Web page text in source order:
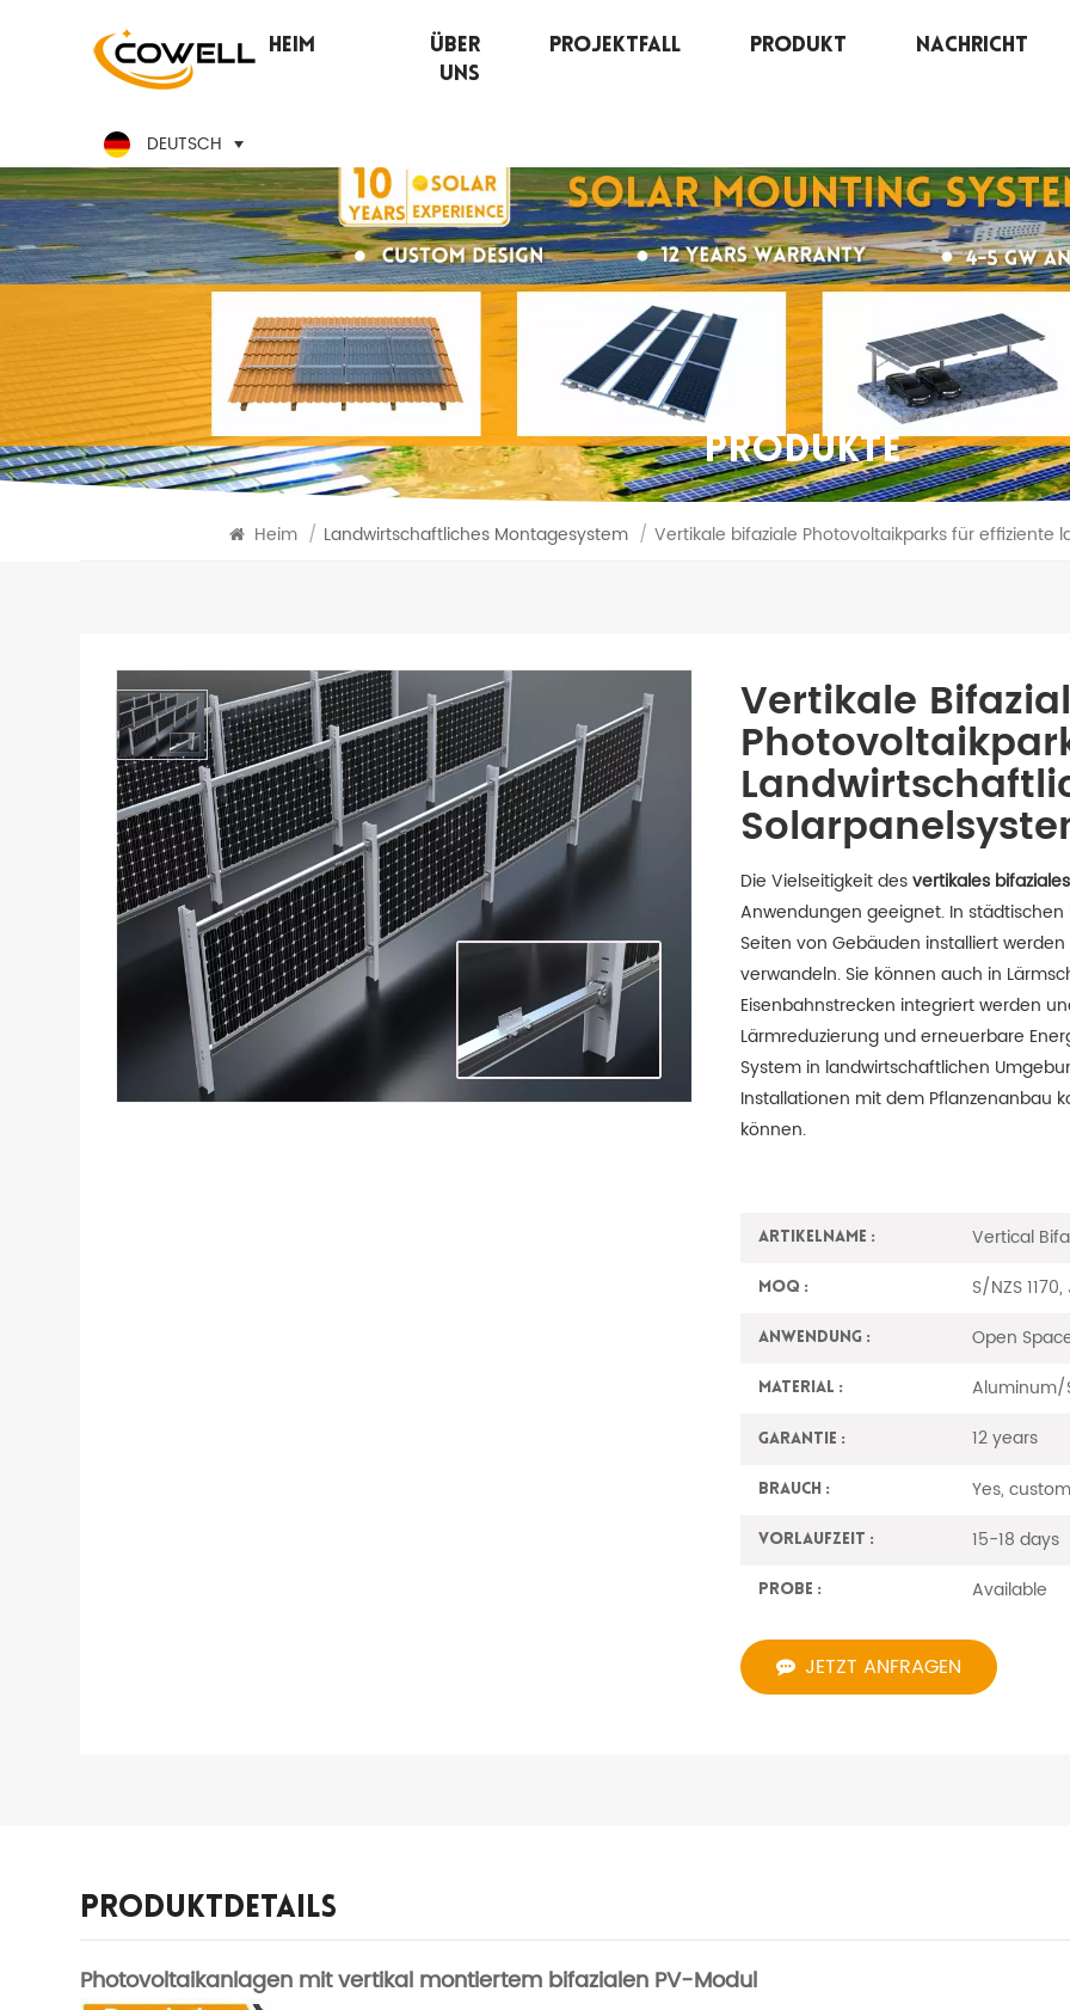
Heim
Über
Uns
Projektfall Produkt Nachricht
DEUTSCH
PRODUKTE
Heim / Landwirtschaftliches Montagesystem / Vertikale bifaziale Photovoltaikparks für effiziente
Vertikale
Die Vielseitigkeit desvertikales
Anwendungen geeignet. In
Seiten von Gebäuden installiert
verwandeln. Sie können auch in
Eisenbahnstrecken integriert werden
Lärmreduzierung und erneuerbare
System in landwirtschaftlichen
Installationen mit dem Pflanzenanbau
können.
Artikelname : Vertical
MOQ : S/NZS
Anwendung : Open
Material : Aluminum/
Garantie : 12 years
Brauch : Yes,
Vorlaufzeit : 15-18 days
Probe : Available
JETZT ANFRAGEN
Produktdetails
Photovoltaikanlagen mit vertikal montiertem bifazialen PV-Modul